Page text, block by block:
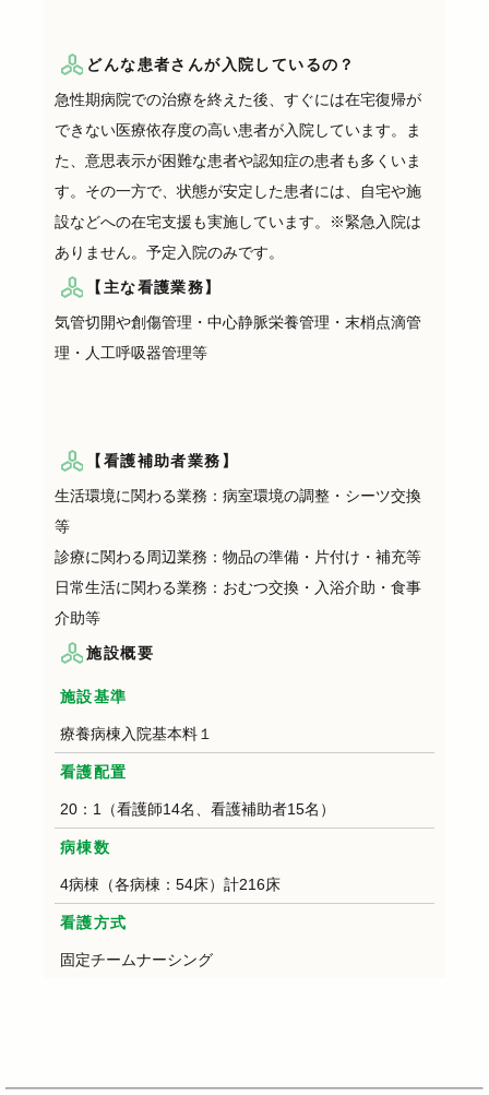
どんな患者さんが入院しているの？
急性期病院での治療を終えた後、すぐには在宅復帰が
できない医療依存度の高い患者が入院しています。ま
た、意思表示が困難な患者や認知症の患者も多くいま
す。その一方で、状態が安定した患者には、自宅や施
設などへの在宅支援も実施しています。※緊急入院は
ありません。予定入院のみです。
【主な看護業務】
気管切開や創傷管理・中心静脈栄養管理・末梢点滴管
理・人工呼吸器管理等
【看護補助者業務】
生活環境に関わる業務：病室環境の調整・シーツ交換
等
診療に関わる周辺業務：物品の準備・片付け・補充等
日常生活に関わる業務：おむつ交換・入浴介助・食事
介助等
施設概要
施設基準
療養病棟入院基本料１
看護配置
20：1（看護師14名、看護補助者15名）
病棟数
4病棟（各病棟：54床）計216床
看護方式
固定チームナーシング